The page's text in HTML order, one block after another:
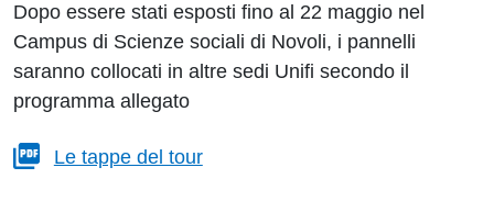
Dopo essere stati esposti fino al 22 maggio nel
Campus di Scienze sociali di Novoli, i pannelli
saranno collocati in altre sedi Unifi secondo il
programma allegato
Le tappe del tour